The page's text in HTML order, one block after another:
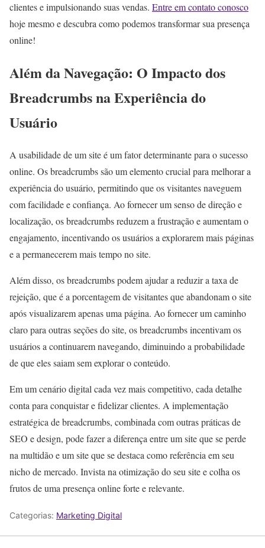
clientes e impulsionando suas vendas. Entre em contato conosco
hoje mesmo e descubra como podemos transformar sua presença
online!
Além da Navegação: O Impacto dos
Breadcrumbs na Experiência do
Usuário
A usabilidade de um site é um fator determinante para o sucesso
online. Os breadcrumbs são um elemento crucial para melhorar a
experiência do usuário, permitindo que os visitantes naveguem
com facilidade e confiança. Ao fornecer um senso de direção e
localização, os breadcrumbs reduzem a frustração e aumentam o
engajamento, incentivando os usuários a explorarem mais páginas
e a permanecerem mais tempo no site.
Além disso, os breadcrumbs podem ajudar a reduzir a taxa de
rejeição, que é a porcentagem de visitantes que abandonam o site
após visualizarem apenas uma página. Ao fornecer um caminho
claro para outras seções do site, os breadcrumbs incentivam os
usuários a continuarem navegando, diminuindo a probabilidade
de que eles saiam sem explorar o conteúdo.
Em um cenário digital cada vez mais competitivo, cada detalhe
conta para conquistar e fidelizar clientes. A implementação
estratégica de breadcrumbs, combinada com outras práticas de
SEO e design, pode fazer a diferença entre um site que se perde
na multidão e um site que se destaca como referência em seu
nicho de mercado. Invista na otimização do seu site e colha os
frutos de uma presença online forte e relevante.
Categorias: Marketing Digital